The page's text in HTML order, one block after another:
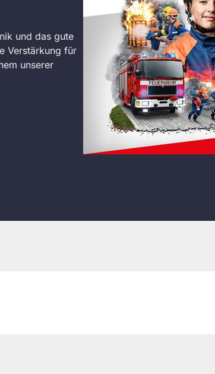
und das gute
Verstärkung für
unserer